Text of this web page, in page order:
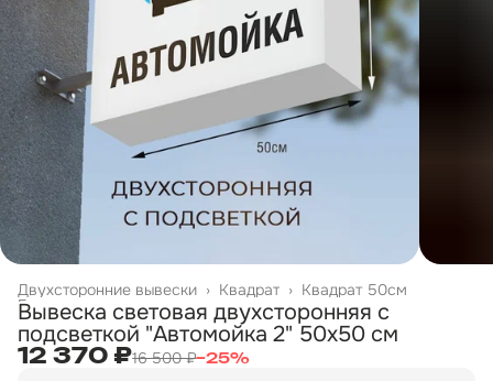
Квадрат 50см
Квадрат ›
Двухсторонние вывески ›
Главная ›
Вывеска световая двухсторонняя с
подсветкой "Автомойка 2" 50х50 см
12 370 ₽16 500 ₽−25%